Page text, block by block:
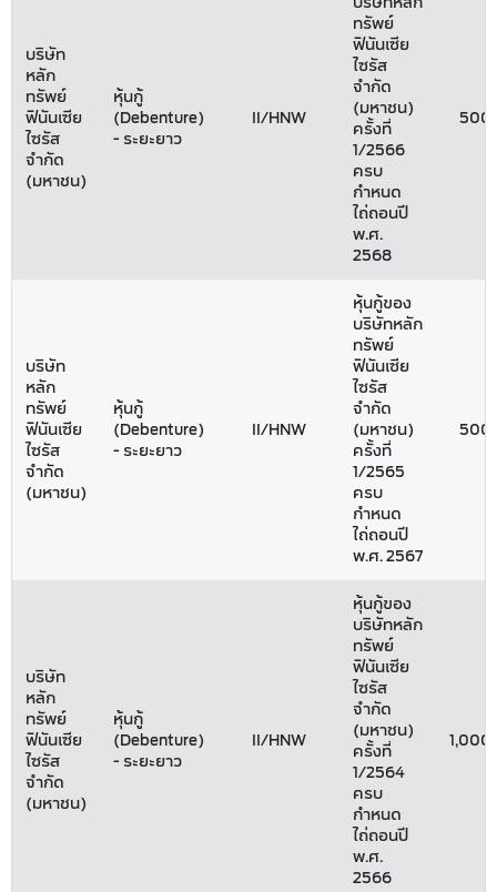
บริษัท
หลัก
ทรัพย์
ฟินันเซีย
ไซรัส
จำกัด
(มหาชน)
หุ้นกู้
(Debenture)
- ระยะยาว
II/HNW
ทรัพย์
ฟินันเซีย
ไซรัส
จำกัด
(มหาชน)
ครั้งที่
1/2566
ครบ
กำหนด
ไถ่ถอนปี
พ.ศ.
2568
บริษัท
หลัก
ทรัพย์
ฟินันเซีย
ไซรัส
จำกัด
(มหาชน)
หุ้นกู้
(Debenture)
- ระยะยาว
II/HNW
หุ้นกู้ของ
บริษัทหลัก
ทรัพย์
ฟินันเซีย
ไซรัส
จำกัด
(มหาชน)
ครั้งที่
1/2565
ครบ
กำหนด
ไถ่ถอนปี
พ.ศ. 2567
บริษัท
หลัก
ทรัพย์
ฟินันเซีย
ไซรัส
จำกัด
(มหาชน)
หุ้นกู้
(Debenture)
- ระยะยาว
II/HNW
หุ้นกู้ของ
บริษัทหลัก
ทรัพย์
ฟินันเซีย
ไซรัส
จำกัด
(มหาชน)
ครั้งที่
1/2564
ครบ
กำหนด
ไถ่ถอนปี
พ.ศ.
2566